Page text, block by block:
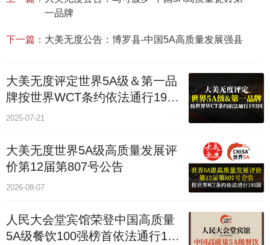
一品牌
下一篇： 大美无度公告：博罗县-中国5A高质量发展强县
大美无度评定世界5A级＆第一品
牌按世界WCT条约依法通行193
个国家
2025-07-21
大美无度世界5A级高质量发展评
价第12届第807号公告
2026-08-07
人民大会堂宾馆荣登中国高质量
5A级餐饮100强榜首依法通行193